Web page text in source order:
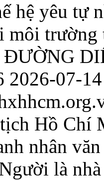
hệ yêu tự
môi
ĐƯỜNG
2026-07-14
Hồ Chí
nhân
là